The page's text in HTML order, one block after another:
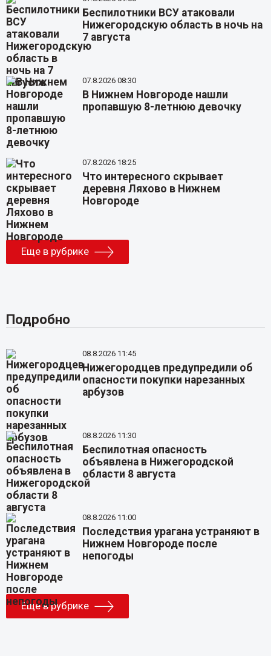
Беспилотники ВСУ атаковали
Нижегородскую область в ночь на
7 августа
07.8.2026 08:30
В Нижнем Новгороде нашли
пропавшую 8-летнюю девочку
07.8.2026 18:25
Что интересного скрывает
деревня Ляхово в Нижнем
Новгороде
Еще в рубрике
Подробно
08.8.2026 11:45
Нижегородцев предупредили об
опасности покупки нарезанных
арбузов
08.8.2026 11:30
Беспилотная опасность
объявлена в Нижегородской
области 8 августа
08.8.2026 11:00
Последствия урагана устраняют в
Нижнем Новгороде после
непогоды
Еще в рубрике